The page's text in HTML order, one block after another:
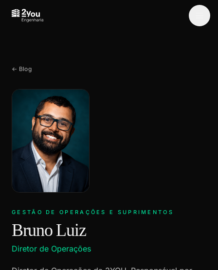
← Blog
GESTÃO DE OPERAÇÕES E SUPRIMENTOS
Bruno Luiz
Diretor de Operações